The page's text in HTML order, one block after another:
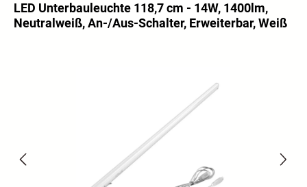
LED Unterbauleuchte 118,7 cm - 14W, 1400lm,
Neutralweiß, An-/Aus-Schalter, Erweiterbar, Weiß